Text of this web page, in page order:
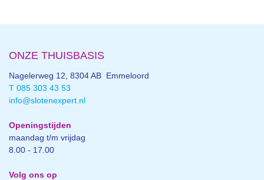
ONZE THUISBASIS
Nagelerweg 12, 8304 AB Emmeloord
T 085 303 43 53
info@slotenexpert.nl
Openingstijden
maandag t/m vrijdag
8.00 - 17.00
Volg ons op